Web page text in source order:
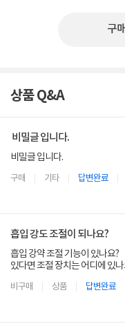
구
상품 Q&A
비밀글 입니다.
비밀글 입니다.
구매 기타 답변완료
흡입 강도 조절이 되나요?
흡입 강약 조절 기능이 있나요?
있다면 조절 장치는 어디에 있나
비구매 상품 답변완료